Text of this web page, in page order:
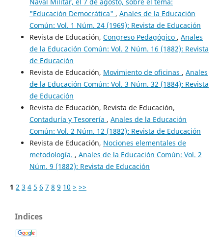
"Educación Democrática" , Anales de la Educación
Común: Vol. 1 Núm. 24 (1969): Revista de Educación
Revista de Educación, Congreso Pedagógico , Anales
de la Educación Común: Vol. 2 Núm. 16 (1882): Revista
de Educación
Revista de Educación, Movimiento de oficinas , Anales
de la Educación Común: Vol. 3 Núm. 32 (1884): Revista
de Educación
Revista de Educación, Revista de Educación,
Contaduría y Tesorería , Anales de la Educación
Común: Vol. 2 Núm. 12 (1882): Revista de Educación
Revista de Educación, Nociones elementales de
metodología. , Anales de la Educación Común: Vol. 2
Núm. 9 (1882): Revista de Educación
1 2 3 4 5 6 7 8 9 10 > >>
Indices